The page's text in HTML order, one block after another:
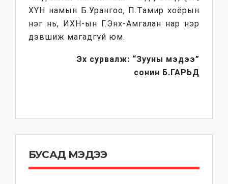
ХҮН намын Б.Урангоо, П.Тамир хоёрын
нэг нь, ИХН-ын Г.Энх-Амгалан нар нэр
дэвшиж магадгүй юм.
Эх сурвалж: “Зууны мэдээ”
сонин Б.ГАРЬД
БУСАД МЭДЭЭ